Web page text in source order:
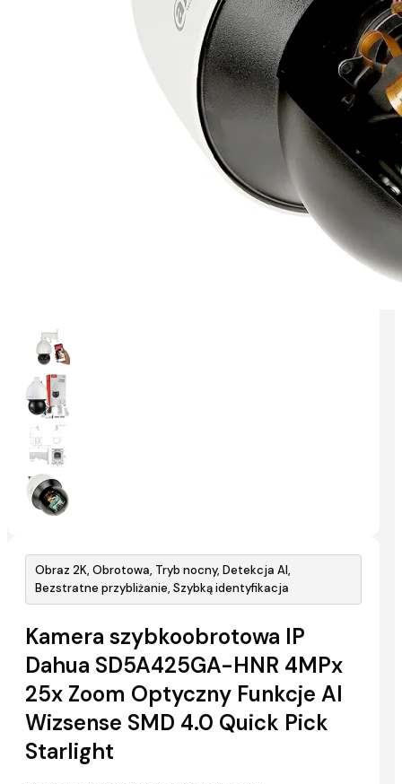
Obraz 2K, Obrotowa, Tryb nocny, Detekcja AI,
Bezstratne przybliżanie, Szybką identyfikacja
Kamera szybkoobrotowa IP
Dahua SD5A425GA-HNR 4MPx
25x Zoom Optyczny Funkcje AI
Wizsense SMD 4.0 Quick Pick
Starlight